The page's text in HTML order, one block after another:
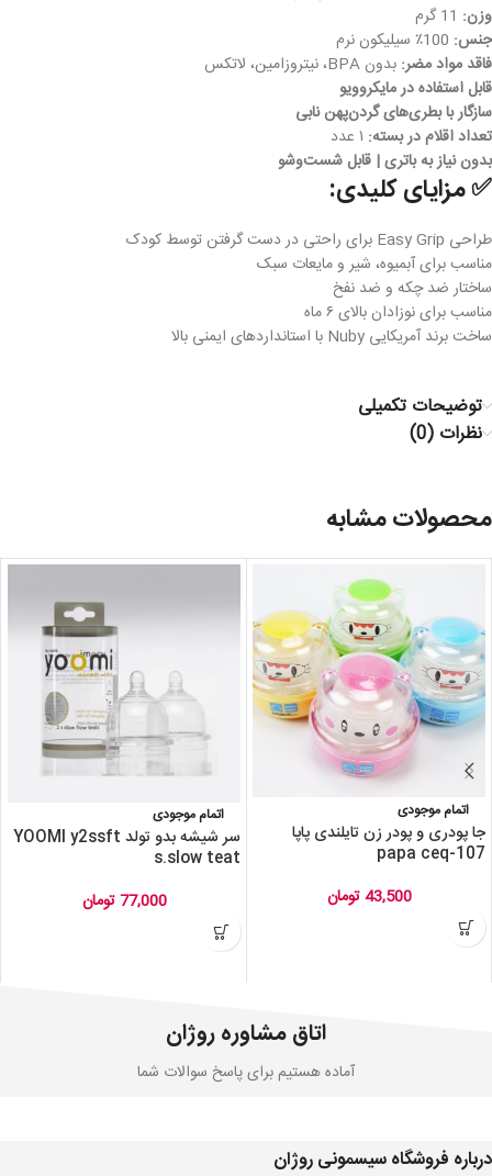
وزن:
جنس:
فاقد مواد مضر: بدون BPA، نیتروزامین، لاتکس
قابل استفاده در مایکروویو
سازگار با بطری‌های گردن‌پهن نابی
تعداد اقلام در بسته:
بدون نیاز به باتری | قابل شست‌وشو
✅ مزایای کلیدی:
طراحی Easy Grip برای راحتی در دست گرفتن توسط کودک
مناسب برای آبمیوه، شیر و مایعات سبک
ساختار ضد چکه و ضد نفخ
مناسب برای نوزادان بالای ۶ ماه
ساخت برند آمریکایی Nuby با استانداردهای ایمنی بالا
توضیحات تکمیلی
نظرات (0)
محصولات مشابه
اتمام موجودی
جا پودری و پودر زن تایلندی پاپا
papa ceq-107
43,500تومان
اتمام موجودی
سر شیشه بدو تولد YOOMI y2ssft
s.slow teat
77,000تومان
اتاق مشاوره روژان
آماده هستیم برای پاسخ سوالات شما
درباره فروشگاه سیسمونی روژان